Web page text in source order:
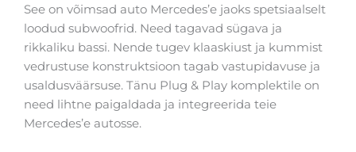
See on võimsad auto Mercedes’e jaoks spetsiaalselt
loodud subwoofrid. Need tagavad sügava ja
rikkaliku bassi. Nende tugev klaaskiust ja kummist
vedrustuse konstruktsioon tagab vastupidavuse ja
usaldusväärsuse. Tänu Plug & Play komplektile on
need lihtne paigaldada ja integreerida teie
Mercedes’e autosse.